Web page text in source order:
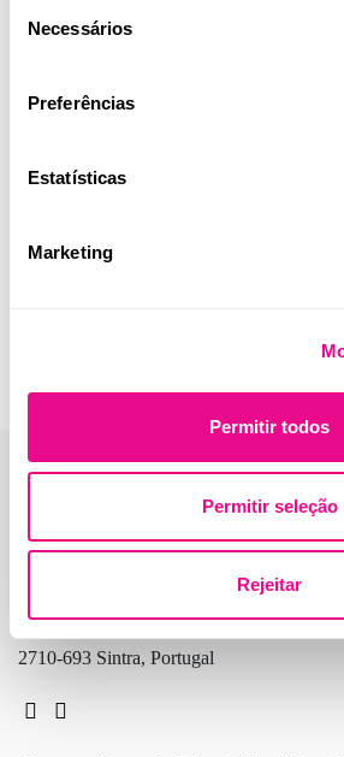
Necessários
Preferências
Estatísticas
Marketing
Permitir todos
Permitir seleção
Rejeitar
Equipamento para identificação e teste
antibióticos de culturas microbiológicas
2710-693 Sintra, Portugal